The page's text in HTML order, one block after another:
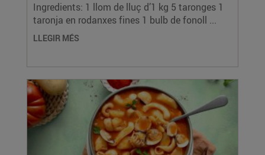
Ingredients: 1 llom de lluç d’1 kg 5 taronges 1
taronja en rodanxes fines 1 bulb de fonoll ...
LLEGIR MÉS